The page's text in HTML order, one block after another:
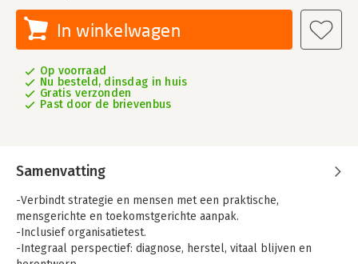
In winkelwagen
Op voorraad
Nu besteld, dinsdag in huis
Gratis verzonden
Past door de brievenbus
Samenvatting
-Verbindt strategie en mensen met een praktische,
mensgerichte en toekomstgerichte aanpak.
-Inclusief organisatietest.
-Integraal perspectief: diagnose, herstel, vitaal blijven en